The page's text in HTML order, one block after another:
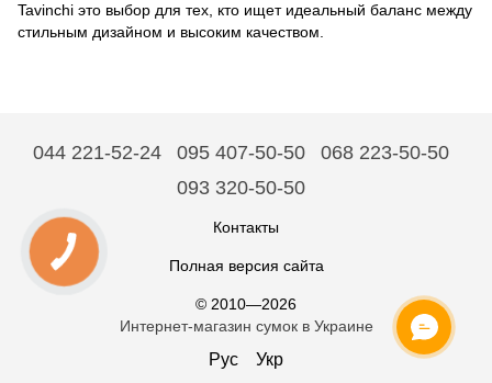
Tavinchi это выбор для тех, кто ищет идеальный баланс между
стильным дизайном и высоким качеством.
044 221-52-24 095 407-50-50
068 223-50-50
093 320-50-50
Контакты
Полная версия сайта
© 2010—2026
Интернет-магазин сумок в Украине
Рус Укр